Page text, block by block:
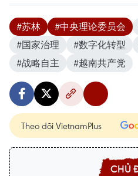
#苏林 #中央理论委员会
#国家治理
#数字化转型
#战略自主
#越南共产党
Theo dõi VietnamPlus